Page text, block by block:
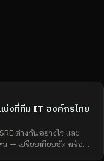
บ่งที่ทีม IT องค์กรไทย
ต่างกันอย่างไร และ
น — เปรียบเทียบชัด พร้อม